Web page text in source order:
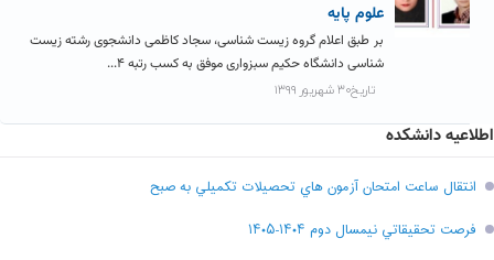
علوم پایه
بر طبق اعلام گروه زیست شناسی، سجاد کاظمی دانشجوی رشته زیست
شناسی دانشگاه حکیم سبزواری موفق به کسب رتبه ۴...
تاریخ۳۰ شهریور ۱۳۹۹
اطلاعیه دانشکده
انتقال ساعت امتحان آزمون هاي تحصيلات تکميلي به صبح
فرصت تحقيقاتي نیمسال دوم ۱۴۰۴-۱۴۰۵